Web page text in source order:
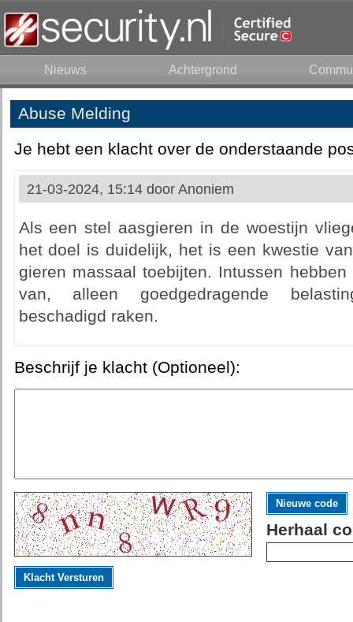
Nieuws Achtergrond
Abuse Melding
Je hebt een klacht over de onderstaande
21-03-2024, 15:14 door Anoniem
Als een stel aasgieren in de woestijn
het doel is duidelijk, het is een kwestie
gieren massaal toebijten. Intussen
van, alleen goedgedragende
beschadigd raken.
Beschrijf je klacht (Optioneel):
Nieuwe code
Herhaal
Klacht Versturen